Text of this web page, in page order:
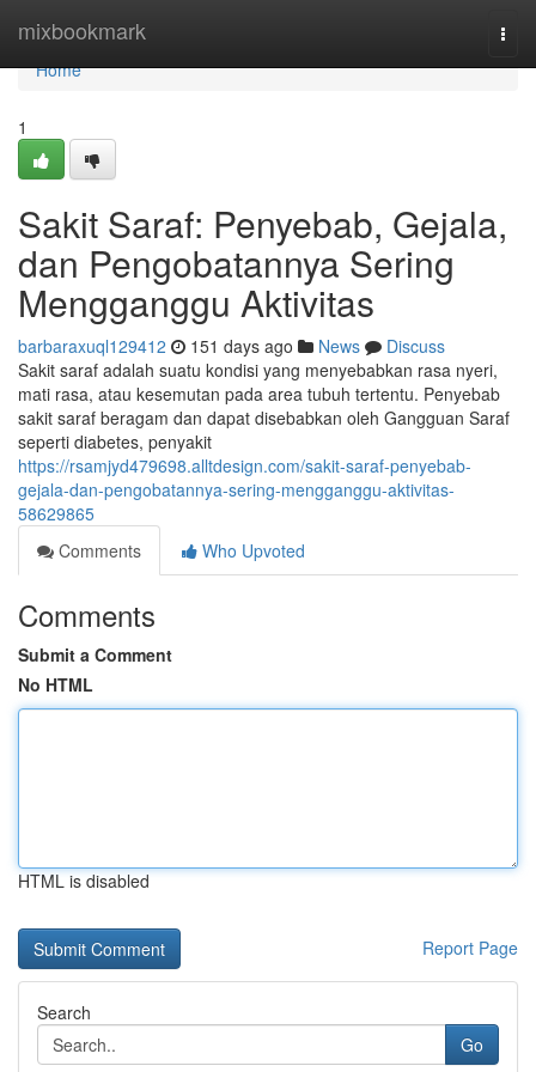
mixbookmark
Home
Home
1
Sakit Saraf: Penyebab, Gejala,
dan Pengobatannya Sering
Mengganggu Aktivitas
barbaraxuql129412 151 days ago News
Discuss
Sakit saraf adalah suatu kondisi yang menyebabkan rasa nyeri,
mati rasa, atau kesemutan pada area tubuh tertentu. Penyebab
sakit saraf beragam dan dapat disebabkan oleh Gangguan Saraf
seperti diabetes, penyakit
https://rsamjyd479698.alltdesign.com/sakit-saraf-penyebab-
gejala-dan-pengobatannya-sering-mengganggu-aktivitas-
58629865
Comments
Who Upvoted
Comments
Submit a Comment
No HTML
HTML is disabled
Report Page
Search
Go